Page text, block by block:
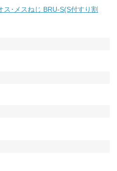
･メスねじ BRU-S(S付すり割